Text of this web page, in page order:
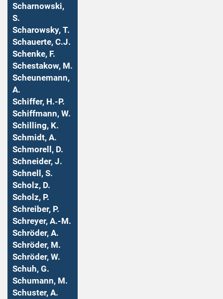
Scharnowski,
S.
Scharowsky, T.
Schauerte, C.J.
Schenke, F.
Schestakow, M.
Scheunemann,
A.
Schiffer, H.-P.
Schiffmann, W.
Schilling, K.
Schmidt, A.
Schmorell, D.
Schneider, J.
Schnell, S.
Scholz, D.
Scholz, P.
Schreiber, P.
Schreyer, A.-M.
Schröder, A.
Schröder, M.
Schröder, W.
Schuh, G.
Schumann, M.
Schuster, A.